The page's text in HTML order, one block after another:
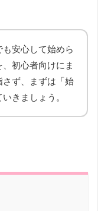
安心して始めら
初心者向けにま
さず、まずは「始
きましょう。